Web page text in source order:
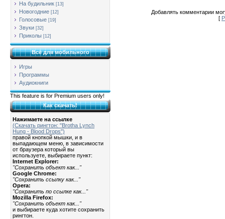
На будильник [13]
Новогодние [12]
Голосовые [19]
Звуки [32]
Приколы [12]
Всё для мобильного
Игры
Программы
Аудиокниги
This feature is for Premium users only!
Как скачать!
Нажимаете на ссылке
(Скачать рингтон: "Brotha Lynch
Hung - Blood Drops")
правой кнопкой мышки, и в
выпадающем меню, в зависимости
от браузера который вы
используете, выбираете пункт:
Internet Explorer:
"Сохранить объект как..."
Google Chrome:
"Сохранить ссылку как..."
Opera:
"Сохранить по ссылке как..."
Mozilla Firefox:
"Сохранить объект как..."
и выбираете куда хотите сохранить
рингтон.
Добавлять комментарии
[